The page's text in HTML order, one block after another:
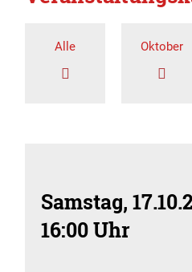
Alle Oktober
Samstag,
16:00 Uhr